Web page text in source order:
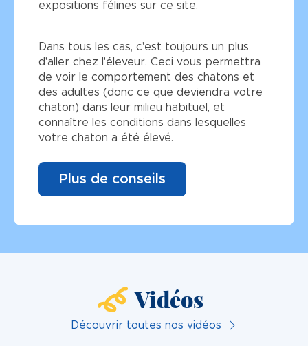
expositions félines sur ce site.
Dans tous les cas, c'est toujours un plus
d'aller chez l'éleveur. Ceci vous permettra
de voir le comportement des chatons et
des adultes (donc ce que deviendra votre
chaton) dans leur milieu habituel, et
connaître les conditions dans lesquelles
votre chaton a été élevé.
Plus de conseils
Vidéos
Découvrir toutes nos vidéos